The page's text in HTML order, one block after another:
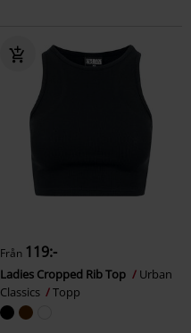
Från 119:-
Ladies Cropped Rib Top
Urban
Classics
Topp